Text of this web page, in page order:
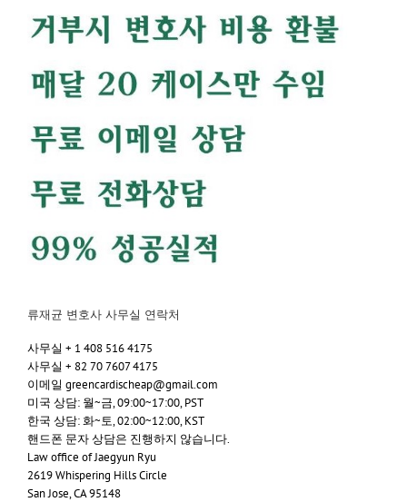
류재균 변호사 사무실 연락처
사무실 + 1 408 516 4175
사무실 + 82 70 7607 4175
이메일 greencardischeap@gmail.com
미국 상담: 월~금, 09:00~17:00, PST
한국 상담: 화~토, 02:00~12:00, KST
핸드폰 문자 상담은 진행하지 않습니다.
Law office of Jaegyun Ryu
2619 Whispering Hills Circle
San Jose, CA 95148